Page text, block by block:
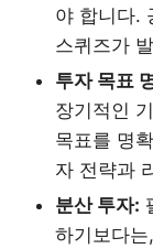
야 합니다.
스퀴즈가
투자 목표
장기적인
목표를 명
자 전략과
분산 투자:
하기보다